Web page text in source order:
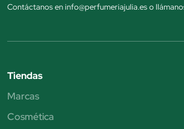
Contáctanos en info@perfumeriajulia.es o
Tiendas
Marcas
Cosmética